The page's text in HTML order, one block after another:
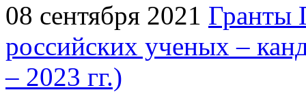
08 сентября 2021 Гранты
российских ученых –
– 2023 гг.)